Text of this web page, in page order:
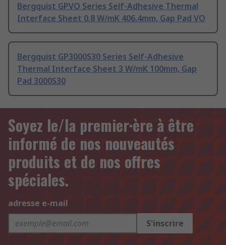
Bergquist GPVO Series Self-Adhesive Thermal
Interface Sheet 0.8 W/mK 406.4mm, Gap Pad VO
Bergquist GP3000S30 Series Self-Adhesive
Thermal Interface Sheet 3 W/mK 100mm, Gap
Pad 3000S30
Soyez le/la premier·ère à être
informé de nos nouveautés
produits et de nos offres
spéciales.
adresse e-mail
S'inscrire